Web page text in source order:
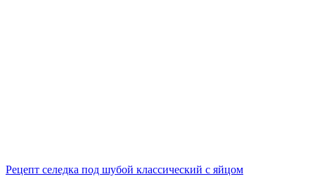
Рецепт селедка под шубой классический с яйцом